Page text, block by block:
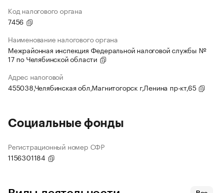
Код налогового органа
7456
Наименование налогового органа
Межрайонная инспекция Федеральной налоговой службы №
17 по Челябинской области
Адрес налоговой
455038,Челябинская обл,Магнитогорск г,Ленина пр-кт,65
Социальные фонды
Регистрационный номер СФР
1156301184